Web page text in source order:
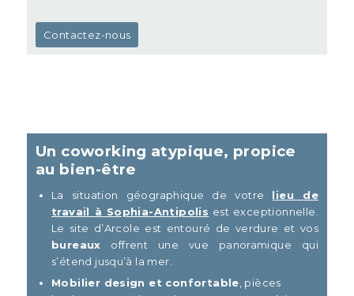
Contactez-nous
Un coworking atypique, propice
au bien-être
La situation géographique de votre lieu de
travail à Sophia-Antipolis est exceptionnelle.
Le site d’Arcole est entouré de verdure et vos
bureaux offrent une vue panoramique qui
s’étend jusqu’à la mer.
Mobilier design et confortable , pièces